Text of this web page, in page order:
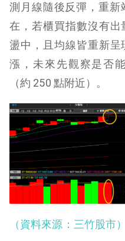
測月線隨後反彈，重新
在，若櫃買指數沒有
盪中，且均線皆重新
漲，未來先觀察是否
（約 250 點附近）。
（資料來源：三竹股市）